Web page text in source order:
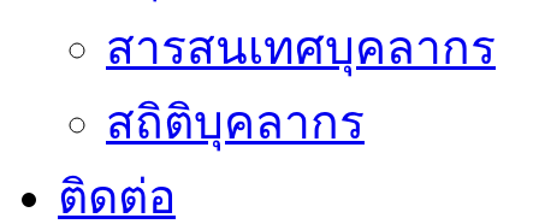
สารสนเทศบุคลากร
สถิติบุคลากร
ติดต่อ